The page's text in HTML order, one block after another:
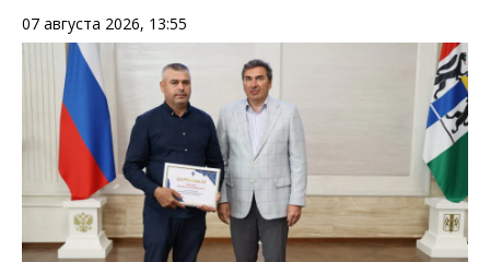
07 августа 2026, 13:55